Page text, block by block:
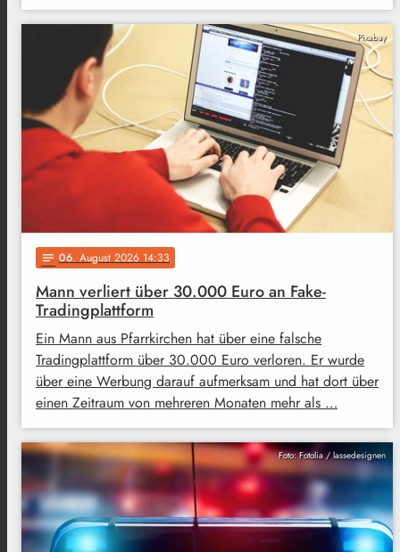
Pixabay
notes 06. August 2026 14:33
Mann verliert über 30.000 Euro an Fake-
Tradingplattform
Ein Mann aus Pfarrkirchen hat über eine falsche
Tradingplattform über 30.000 Euro verloren. Er wurde
über eine Werbung darauf aufmerksam und hat dort über
einen Zeitraum von mehreren Monaten mehr als …
Foto: Fotolia / lassedesignen